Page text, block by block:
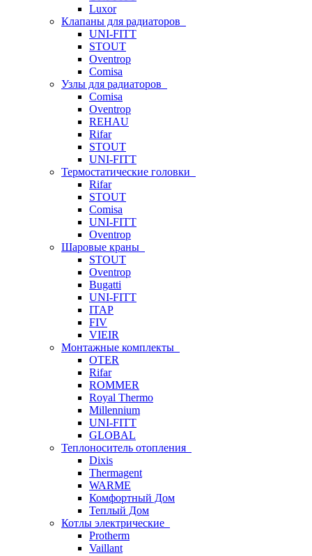
Luxor
Клапаны для радиаторов
UNI-FITT
STOUT
Oventrop
Comisa
Узлы для радиаторов
Comisa
Oventrop
REHAU
Rifar
STOUT
UNI-FITT
Термостатические головки
Rifar
STOUT
Comisa
UNI-FITT
Oventrop
Шаровые краны
STOUT
Oventrop
Bugatti
UNI-FITT
ITAP
FIV
VIEIR
Монтажные комплекты
OTER
Rifar
ROMMER
Royal Thermo
Millennium
UNI-FITT
GLOBAL
Теплоноситель отопления
Dixis
Thermagent
WARME
Комфортный Дом
Теплый Дом
Котлы электрические
Protherm
Vaillant